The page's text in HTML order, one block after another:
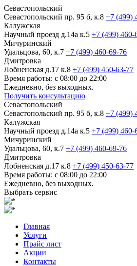
Севастопольский
Севастопольский пр. 95 б, к.8 +7 (499)
Калужская
Научный проезд д.14а к.5 +7 (499) 460-
Мичуринский
Удальцова, 60, к.7 +7 (499) 460-69-76
Дмитровка
Лобненская д.17 к.8 +7 (499) 450-63-77
Время работы: с 08:00 до 22:00
Ежедневно, без выходных.
Получить консультацию
Севастопольский
Севастопольский пр. 95 б, к.8 +7 (499)
Калужская
Научный проезд д.14а к.5 +7 (499) 460-
Мичуринский
Удальцова, 60, к.7 +7 (499) 460-69-76
Дмитровка
Лобненская д.17 к.8 +7 (499) 450-63-77
Время работы: с 08:00 до 22:00
Ежедневно, без выходных.
Выбрать сервис
Главная
Услуги
Прайс лист
Акции
Контакты